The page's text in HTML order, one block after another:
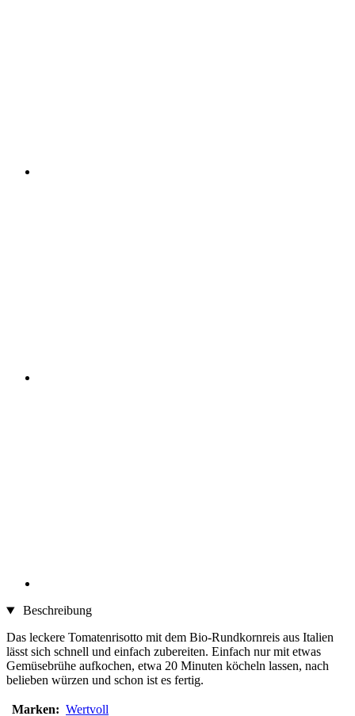
Beschreibung
Das leckere Tomatenrisotto mit dem Bio-Rundkornreis aus Italien
lässt sich schnell und einfach zubereiten. Einfach nur mit etwas
Gemüsebrühe aufkochen, etwa 20 Minuten köcheln lassen, nach
belieben würzen und schon ist es fertig.
Marken: Wertvoll